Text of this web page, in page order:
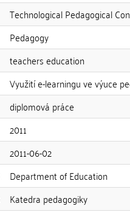
Technological Pedagogical
Pedagogy
teachers education
Využití e-learningu ve výuce
diplomová práce
2011
2011-06-02
Department of Education
Katedra pedagogiky